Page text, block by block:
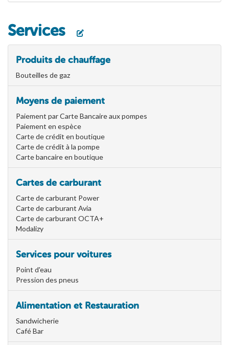
Services
Produits de chauffage
Bouteilles de gaz
Moyens de paiement
Paiement par Carte Bancaire aux pompes
Paiement en espèce
Carte de crédit en boutique
Carte de crédit à la pompe
Carte bancaire en boutique
Cartes de carburant
Carte de carburant Power
Carte de carburant Avia
Carte de carburant OCTA+
Modalizy
Services pour voitures
Point d'eau
Pression des pneus
Alimentation et Restauration
Sandwicherie
Café Bar